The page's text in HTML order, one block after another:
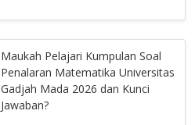
Maukah Pelajari Kumpulan Soal
Penalaran Matematika Universitas
Gadjah Mada 2026 dan Kunci
Jawaban?